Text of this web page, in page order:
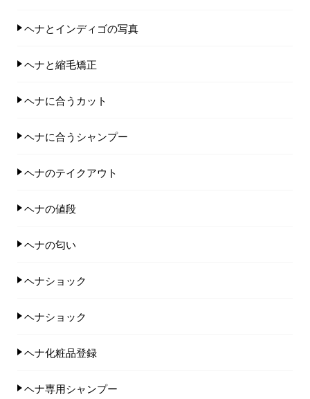
ヘナとインディゴの写真
ヘナと縮毛矯正
ヘナに合うカット
ヘナに合うシャンプー
ヘナのテイクアウト
ヘナの値段
ヘナの匂い
ヘナショック
ヘナショック
ヘナ化粧品登録
ヘナ専用シャンプー